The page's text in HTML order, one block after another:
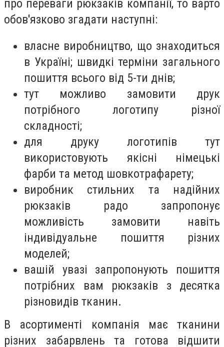
про переваги рюкзаків компанії, то варто
обов'язково згадати наступні:
власне виробництво, що знаходиться
в Україні; швидкі терміни загального
пошиття всього від 5-ти днів;
тут можливо замовити друк
потрібного логотипу різної
складності;
для друку логотипів тут
використовують якісні німецькі
фарби та метод шовкотрафарету;
виробник стильних та надійних
рюкзаків радо запропонує
можливість замовити навіть
індивідуальне пошиття різних
моделей;
вашій увазі запропонують пошиття
потрібних вам рюкзаків з десятка
різновидів тканин.
В асортименті компанія має тканини
різних забарвлень та готова відшити